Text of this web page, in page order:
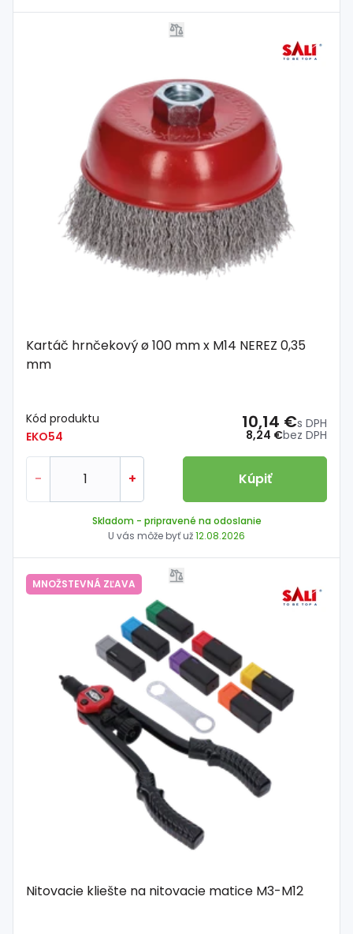
Kartáč hrnčekový ø 100 mm x M14 NEREZ 0,35
mm
Kód produktu
EKO54
8,24 €bez DPH
10,14 €s DPH
- + Kúpiť
Skladom - pripravené na odoslanie
U vás môže byť už12.08.2026
MNOŽSTEVNÁ ZĽAVA
Nitovacie kliešte na nitovacie matice M3-M12